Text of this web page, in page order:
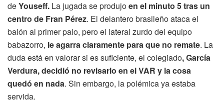
deYouseff. La jugada se produjoen el minuto 5 tras un
centro de Fran Pérez. El delantero brasileño ataca el
balón al primer palo, pero el lateral zurdo del equipo
babazorro, le agarra claramente para que no remate. La
duda está en valorar si es suficiente, el colegiado, García
Verdura, decidió no revisarlo en el VAR y la cosa
quedó en nada. Sin embargo, la polémica ya estaba
servida.